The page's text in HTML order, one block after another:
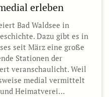
erleben
Bad Waldsee in
Dazu gibt es in
seit März eine große
Stationen der
veranschaulicht. Weil
medial vermittelt
Heimatverei…